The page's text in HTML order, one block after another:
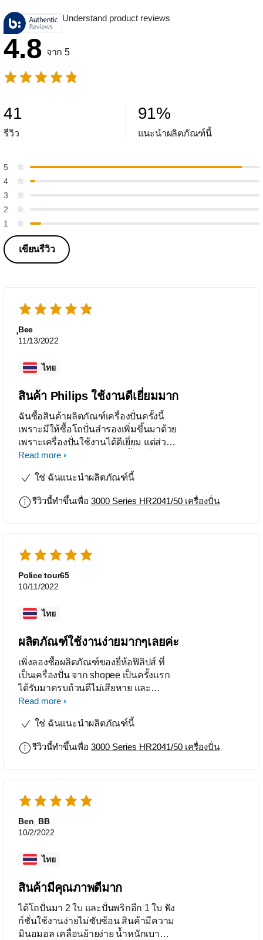
Understand product reviews
4.8 จาก 5
41
รีวิว
91%
แนะนำผลิตภัณฑ์นี้
5
4
3
2
1
เขียนรีวิว
ฺฺBee
11/13/2022
ไทย
สินค้า Philips ใช้งานดีเยี่ยมมาก
ฉันซื้อสินค้าผลิตภัณฑ์เครื่องปั่นครั้งนี้
เพราะมีให้ซื้อโถปั่นสำรองเพิ่มขึ้นมาด้วย
เพราะเครื่องปั่นใช้งานได้ดีเยี่ยม แต่ส่วน
ใหญ่จะตกแตกก่อน เลยต้องซื้อเปลี่ยน
ใช้ได้ทนทานมากขึ้น
Read more
ใช่ ฉันแนะนำผลิตภัณฑ์นี้
รีวิวนี้ทำขึ้นเพื่อ 3000 Series HR2041/50 เครื่องปั่น
Police tour65
10/11/2022
ไทย
ผลิตภัณฑ์ใช้งานง่ายมากๆเลยค่ะ
เพิ่งลองซื้อผลิตภัณฑ์ของยี่ห้อฟิลิปส์ ที่
เป็นเครื่องปั่น จาก shopee เป็นครั้งแรก
ได้รับมาครบถ้วนดีไม่เสียหาย และ
ทดลองใช้แล้ว ปรากฎว่า ตรงใจดีมากค่ะ
ละเอียดดีมากเลยค่ะ
Read more
ใช่ ฉันแนะนำผลิตภัณฑ์นี้
รีวิวนี้ทำขึ้นเพื่อ 3000 Series HR2041/50 เครื่องปั่น
Ben_BB
10/2/2022
ไทย
สินค้ามีคุณภาพดีมาก
ได้โถปั่นมา 2 ใบ และปั่นพริกอีก 1 ใบ ฟัง
ก์ชั่นใช้งานง่ายไม่ซับซ้อน สินค้ามีความ
มินอมอล เคลื่อนย้ายง่าย น้ำหนักเบา